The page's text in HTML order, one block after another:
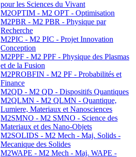
pour les Sciences du Vivant
M2OPTIM - M2 OPT - Optimisation
M2PBR - M2 PBR - Physique par
Recherche
M2PIC - M2 PIC - Projet Innovation
Conception
M2PPF - M2 PPF - Physique des Plasmas
et de la Fusion
M2PROBFIN - M2 PF - Probabilités et
Finance
M2QD - M2 QD - Dispositifs Quantiques
M2QLMN - M2 QLMN - Quantique,
Lumiere, Materiaux et Nanosciences
M2SMNO - M2 SMNO - Science des
Materiaux et des Nano-Objets
M2SOLIDS - M2 Mech - Maj. Solids -
Mecanique des Solides
M2WAPE - M2 Mech - Maj. WAPE -